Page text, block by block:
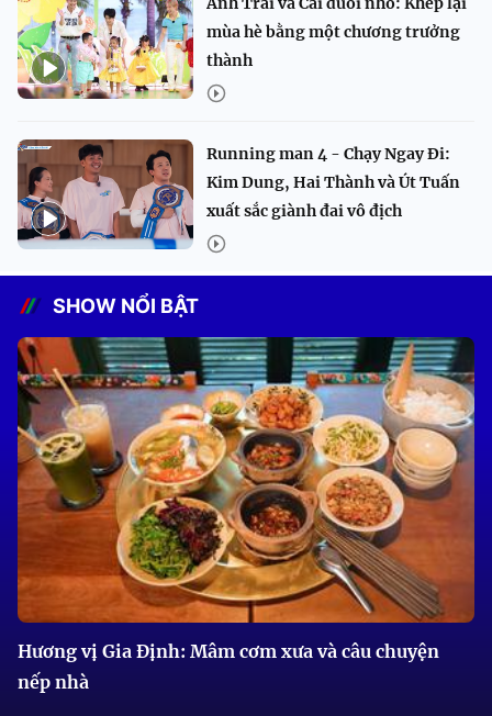
mùa hè bằng một chương trưởng
thành
Running man 4 - Chạy Ngay Đi:
Kim Dung, Hai Thành và Út Tuấn
xuất sắc giành đai vô địch
SHOW NỔI BẬT
Hương vị Gia Định: Mâm cơm xưa và câu chuyện
nếp nhà